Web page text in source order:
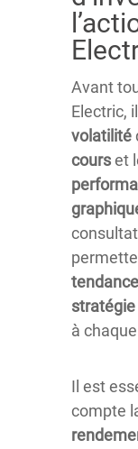
Avant
Electric,
volatilité
courset
tendance
stratégie
à
Il est
compte